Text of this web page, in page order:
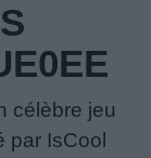
célèbre jeu
par IsCool